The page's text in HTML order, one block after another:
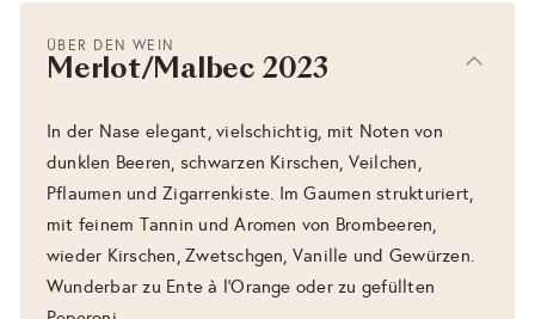
ÜBER DEN WEIN
Merlot/Malbec 2023
In der Nase elegant, vielschichtig, mit Noten von
dunklen Beeren, schwarzen Kirschen, Veilchen,
Pflaumen und Zigarrenkiste. Im Gaumen strukturiert,
mit feinem Tannin und Aromen von Brombeeren,
wieder Kirschen, Zwetschgen, Vanille und Gewürzen.
Wunderbar zu Ente à l'Orange oder zu gefüllten